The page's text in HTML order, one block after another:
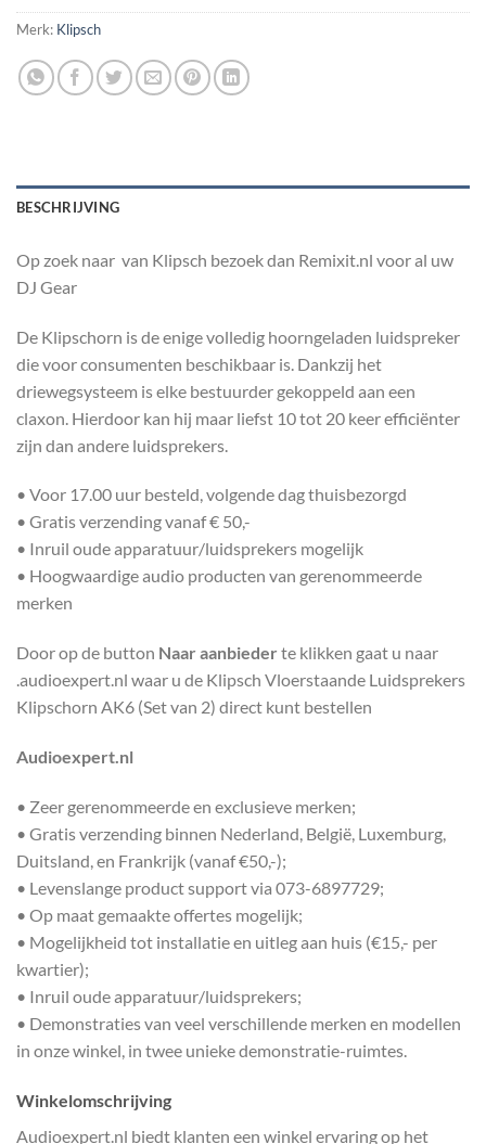
Merk: Klipsch
BESCHRIJVING
Op zoek naar van Klipsch bezoek dan Remixit.nl voor al uw
DJ Gear
De Klipschorn is de enige volledig hoorngeladen luidspreker
die voor consumenten beschikbaar is. Dankzij het
driewegsysteem is elke bestuurder gekoppeld aan een
claxon. Hierdoor kan hij maar liefst 10 tot 20 keer efficiënter
zijn dan andere luidsprekers.
• Voor 17.00 uur besteld, volgende dag thuisbezorgd
• Gratis verzending vanaf € 50,-
• Inruil oude apparatuur/luidsprekers mogelijk
• Hoogwaardige audio producten van gerenommeerde
merken
Door op de button Naar aanbieder te klikken gaat u naar
.audioexpert.nl waar u de Klipsch Vloerstaande Luidsprekers
Klipschorn AK6 (Set van 2) direct kunt bestellen
Audioexpert.nl
• Zeer gerenommeerde en exclusieve merken;
• Gratis verzending binnen Nederland, België, Luxemburg,
Duitsland, en Frankrijk (vanaf €50,-);
• Levenslange product support via 073-6897729;
• Op maat gemaakte offertes mogelijk;
• Mogelijkheid tot installatie en uitleg aan huis (€15,- per
kwartier);
• Inruil oude apparatuur/luidsprekers;
• Demonstraties van veel verschillende merken en modellen
in onze winkel, in twee unieke demonstratie-ruimtes.
Winkelomschrijving
Audioexpert.nl biedt klanten een winkel ervaring op het